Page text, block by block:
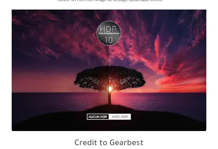
Credit to Gearbest